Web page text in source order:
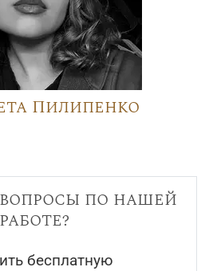
Пилипенко
по нашей
работе?
бесплатную